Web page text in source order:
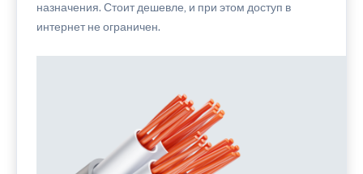
назначения. Стоит дешевле, и при этом доступ в
интернет не ограничен.